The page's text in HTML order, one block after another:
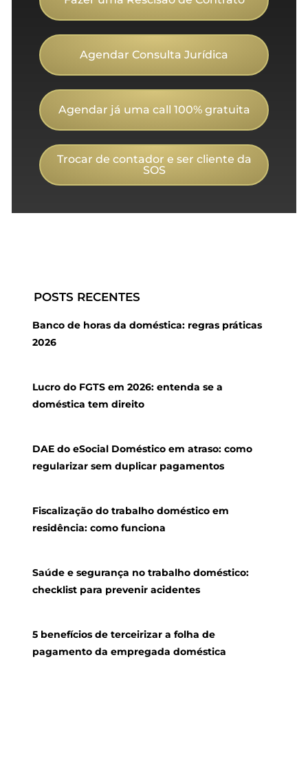
Agendar Consulta Jurídica
Agendar já uma call 100% gratuita
Trocar de contador e ser cliente da
SOS
POSTS RECENTES
Banco de horas da doméstica: regras práticas
2026
Lucro do FGTS em 2026: entenda se a
doméstica tem direito
DAE do eSocial Doméstico em atraso: como
regularizar sem duplicar pagamentos
Fiscalização do trabalho doméstico em
residência: como funciona
Saúde e segurança no trabalho doméstico:
checklist para prevenir acidentes
5 benefícios de terceirizar a folha de
pagamento da empregada doméstica